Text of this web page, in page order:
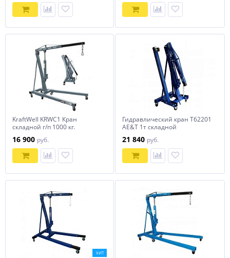
KraftWell KRWC1 Кран
складной г/п 1000 кг.
16 900 руб.
Гидравлический кран Т62201
AE&T 1т складной
21 840 руб.
ХИТ